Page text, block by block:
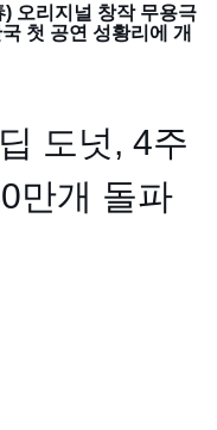
) 오리지널 창작 무용극
첫 공연 성황리에 개
도넛, 4주
만개 돌파